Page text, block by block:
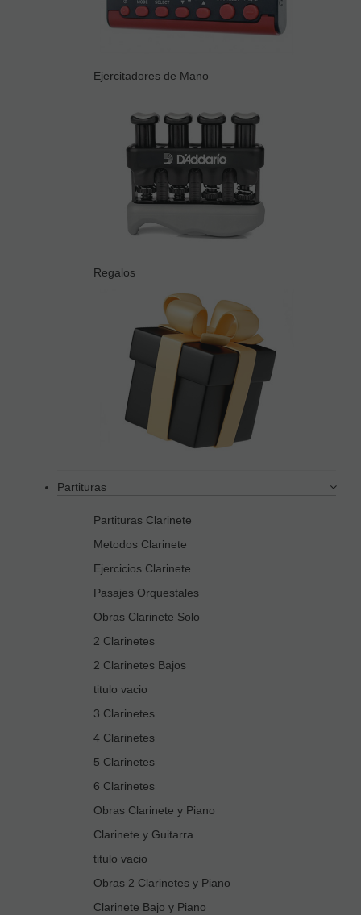
Ejercitadores de Mano
Regalos
Partituras
Partituras Clarinete
Metodos Clarinete
Ejercicios Clarinete
Pasajes Orquestales
Obras Clarinete Solo
2 Clarinetes
2 Clarinetes Bajos
titulo vacio
3 Clarinetes
4 Clarinetes
5 Clarinetes
6 Clarinetes
Obras Clarinete y Piano
Clarinete y Guitarra
titulo vacio
Obras 2 Clarinetes y Piano
Clarinete Bajo y Piano